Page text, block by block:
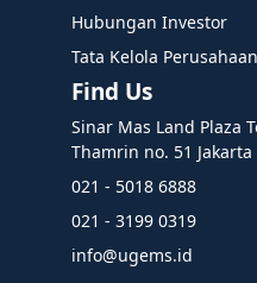
Hubungan Investor
Tata Kelola Perusahaan
Find Us
Sinar Mas Land Plaza
Thamrin no. 51
021 - 5018 6888
021 - 3199 0319
info@ugems.id